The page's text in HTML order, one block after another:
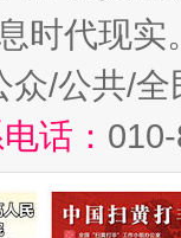
时代现实
众/公共/
话：